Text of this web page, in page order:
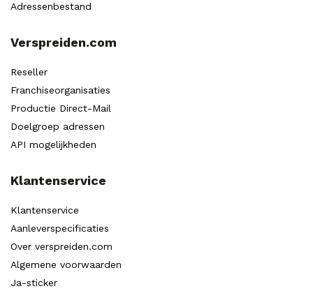
Adressenbestand
Verspreiden.com
Reseller
Franchiseorganisaties
Productie Direct-Mail
Doelgroep adressen
API mogelijkheden
Klantenservice
Klantenservice
Aanleverspecificaties
Over verspreiden.com
Algemene voorwaarden
Ja-sticker